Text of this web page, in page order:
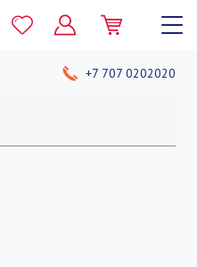
+7 707 0202020